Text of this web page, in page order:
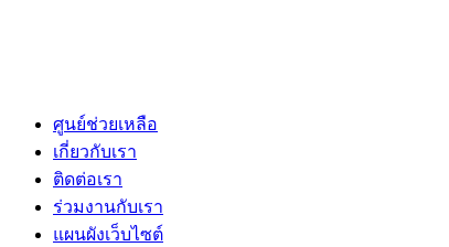
ศูนย์ช่วยเหลือ
เกี่ยวกับเรา
ติดต่อเรา
ร่วมงานกับเรา
แผนผังเว็บไซต์